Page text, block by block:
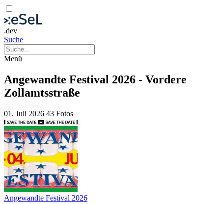
.dev
Suche
Menü
Angewandte Festival 2026 - Vordere
Zollamtsstraße
01. Juli 2026 43 Fotos
Angewandte Festival 2026